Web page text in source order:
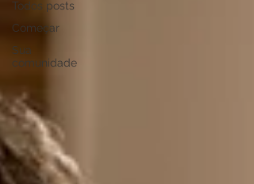
Todos posts
Começar
Sua
comunidade